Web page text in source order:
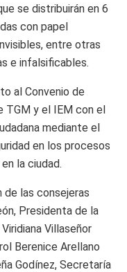
se distribuirán en 6
con papel
entre otras
e infalsificables.
al Convenio de
TGM y el IEM con el
mediante el
en los procesos
la ciudad.
las consejeras
Presidenta de la
Villaseñor
Berenice Arellano
Godínez, Secretaría